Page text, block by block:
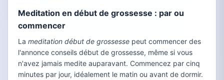
Meditation en début de grossesse : par ou
commencer
La meditation début de grossesse peut commencer des
l'annonce conseils début de grossesse, même si vous
n'avez jamais medite auparavant. Commencez par cinq
minutes par jour, idéalement le matin ou avant de dormir.